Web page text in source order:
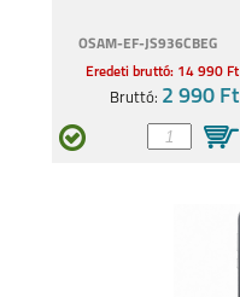
OSAM-EF-JS936CBEG
Eredeti bruttó: 14 990 Ft
Bruttó: 2 990 Ft